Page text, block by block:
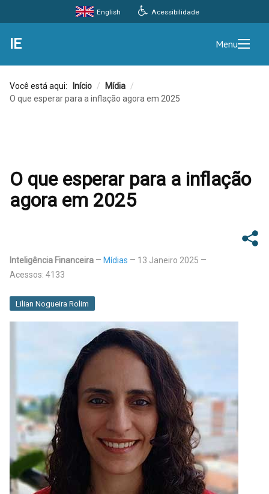
Acessibilidade
English
IE Menu
Você está aqui: Início / Mídia /
O que esperar para a inflação agora em 2025
O que esperar para a inflação
agora em 2025
Inteligência Financeira Mídias
13 Janeiro 2025
Acessos: 4133
Lilian Nogueira Rolim